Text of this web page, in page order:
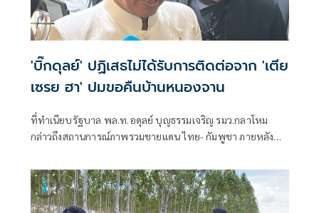
'บิ๊กดุลย์' ปฏิเสธไม่ได้รับการติดต่อจาก 'เตีย
เซรย ฮา' ปมขอคืนบ้านหนองจาน
ที่ทำเนียบรัฐบาล พล.ท.อดุลย์ บุญธรรมเจริญ รมว.กลาโหม
กล่าวถึงสถานการณ์ภาพรวมชายแดน ไทย- กัมพูชา ภายหลัง